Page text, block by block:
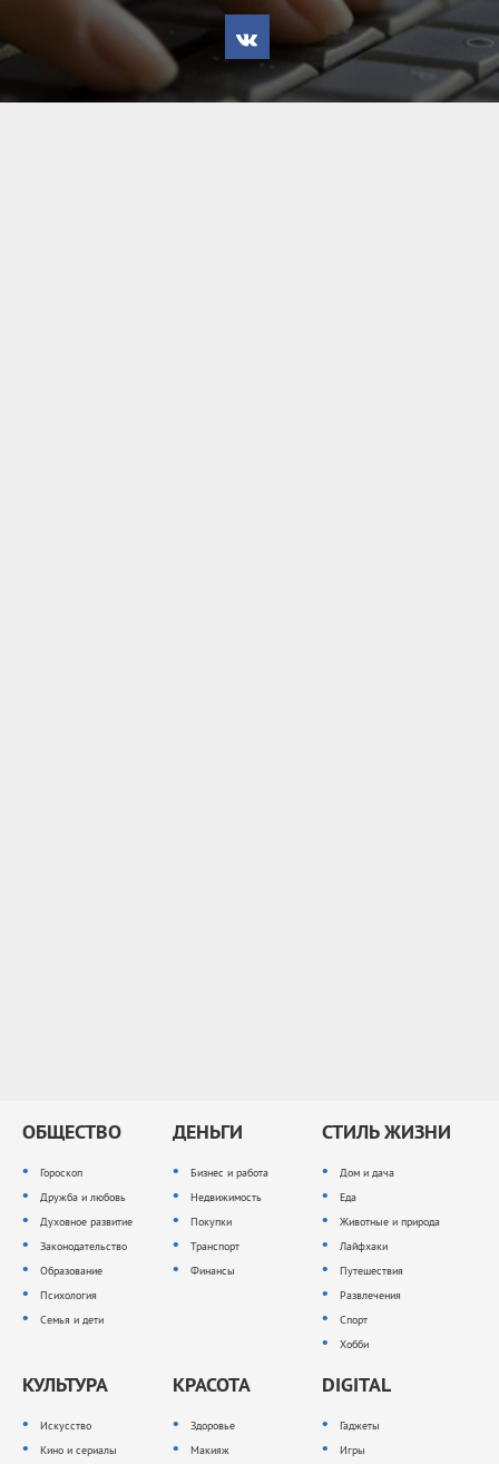
ОБЩЕСТВО
Гороскоп
Дружба и любовь
Духовное развитие
Законодательство
Образование
Психология
Семья и дети
ДЕНЬГИ
Бизнес и работа
Недвижимость
Покупки
Транспорт
Финансы
СТИЛЬ ЖИЗНИ
Дом и дача
Еда
Животные и природа
Лайфхаки
Путешествия
Развлечения
Спорт
Хобби
КУЛЬТУРА
Искусство
Кино и сериалы
КРАСОТА
Здоровье
Макияж
DIGITAL
Гаджеты
Игры